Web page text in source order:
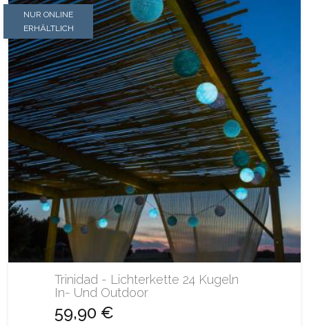
NUR ONLINE
ERHÄLTLICH
Trinidad - Lichterkette 24 Kugeln
In- Und Outdoor
59,90 €